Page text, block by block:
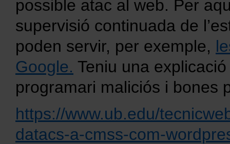
possible atac al web. Per
supervisió continuada de
poden servir, per exemple,
Google. Teniu una
programari maliciós i bones
https://www.ub.edu/
datacs-a-cmss-com-